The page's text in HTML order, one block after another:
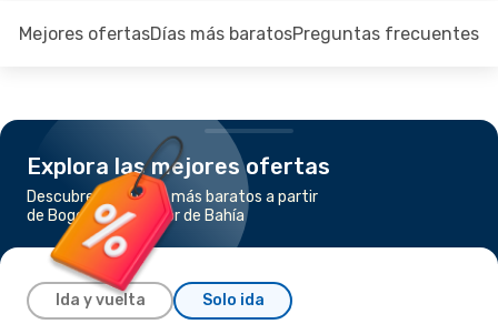
Mejores ofertasDías más baratosPreguntas frecuentes
Explora las mejores ofertas
Descubre los vuelos más baratos a partir
de Bogotá a Salvador de Bahía
Ida y vuelta Solo ida